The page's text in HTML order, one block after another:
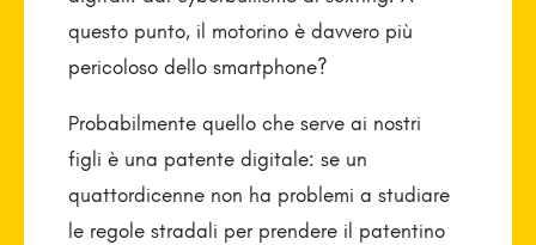
questo punto, il motorino è davvero più
pericoloso dello smartphone?
Probabilmente quello che serve ai nostri
figli è una patente digitale: se un
quattordicenne non ha problemi a studiare
le regole stradali per prendere il patentino